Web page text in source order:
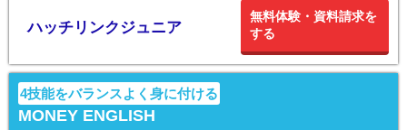
ハッチリンクジュニア
無料体験・資料請求を
する
4技能をバランスよく身に付ける
MONEY ENGLISH